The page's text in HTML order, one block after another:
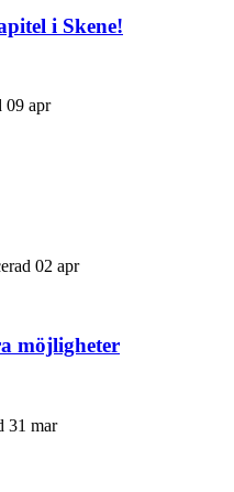
i Skene!
09 apr
02 apr
möjligheter
31 mar